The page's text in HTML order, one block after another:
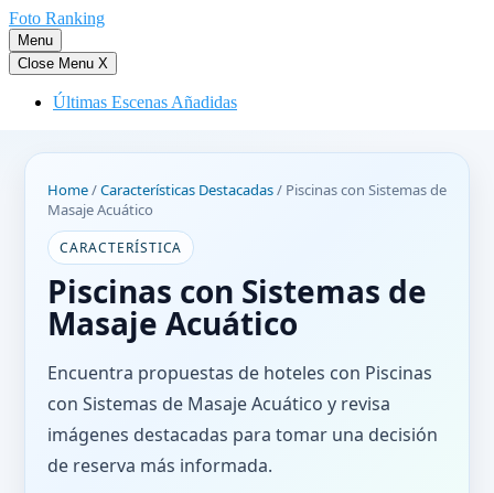
Saltar
al
contenido
Foto Ranking
Menu
Close Menu X
Últimas Escenas Añadidas
Home/Características Destacadas/ Piscinas con Sistemas de
Masaje Acuático
CARACTERÍSTICA
Piscinas con Sistemas de
Masaje Acuático
Encuentra propuestas de hoteles con Piscinas
con Sistemas de Masaje Acuático y revisa
imágenes destacadas para tomar una decisión
de reserva más informada.